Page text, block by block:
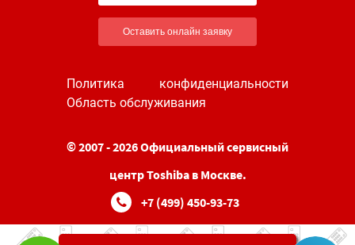
Оставить онлайн заявку
Политика конфиденциальности
Область обслуживания
© 2007 - 2026 Официальный сервисный
центр Toshiba в Москве.
+7 (499) 450-93-73